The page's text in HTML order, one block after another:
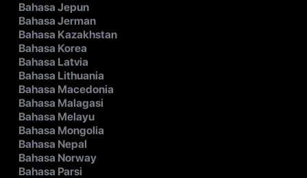
Bahasa Jepun
Bahasa Jerman
Bahasa Kazakhstan
Bahasa Korea
Bahasa Latvia
Bahasa Lithuania
Bahasa Macedonia
Bahasa Malagasi
Bahasa Melayu
Bahasa Mongolia
Bahasa Nepal
Bahasa Norway
Bahasa Parsi